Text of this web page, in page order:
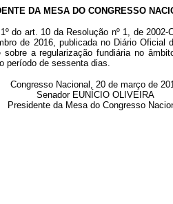
DA MESA DO CONGRESSO
do art. 10 da Resolução nº 1, de
de 2016, publicada no Diário
a regularização fundiária no
período de sessenta dias.
Congresso Nacional, 20 de março de
Senador EUNÍCIO OLIVEIRA
Presidente da Mesa do Congresso